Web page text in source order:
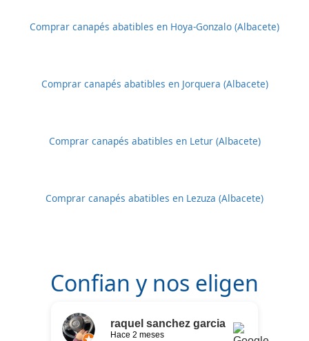
Comprar canapés abatibles en Hoya-Gonzalo (Albacete)
Comprar canapés abatibles en Jorquera (Albacete)
Comprar canapés abatibles en Letur (Albacete)
Comprar canapés abatibles en Lezuza (Albacete)
Confian y nos eligen
raquel sanchez garcia
Hace 2 meses